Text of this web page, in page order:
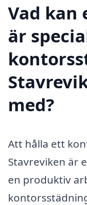
Vad kan
är
med?
Att hålla ett
Stavreviken är
en produktiv